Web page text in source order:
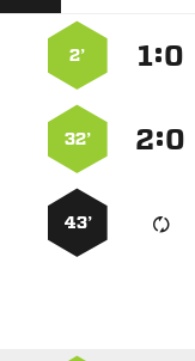
:
2’
:
32’
43’